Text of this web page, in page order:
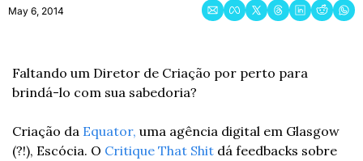
May 6, 2014
Faltando um Diretor de Criação por perto para
brindá-lo com sua sabedoria?
Criação da Equator, uma agência digital em Glasgow
(?!), Escócia. O Critique That Shit dá feedbacks sobre